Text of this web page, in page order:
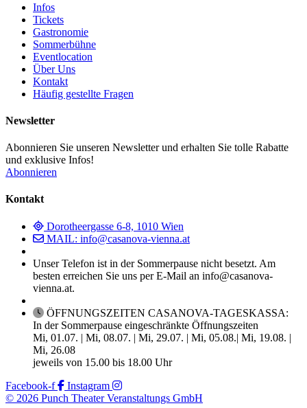
Infos
Tickets
Gastronomie
Sommerbühne
Eventlocation
Über Uns
Kontakt
Häufig gestellte Fragen
Newsletter
Abonnieren Sie unseren Newsletter und erhalten Sie tolle Rabatte
und exklusive Infos!
Abonnieren
Kontakt
Dorotheergasse 6-8, 1010 Wien
MAIL: info@casanova-vienna.at
Unser Telefon ist in der Sommerpause nicht besetzt. Am
besten erreichen Sie uns per E-Mail an info@casanova-
vienna.at.
ÖFFNUNGSZEITEN CASANOVA-TAGESKASSA:
In der Sommerpause eingeschränkte Öffnungszeiten
Mi, 01.07. | Mi, 08.07. | Mi, 29.07. | Mi, 05.08.| Mi, 19.08. |
Mi, 26.08
jeweils von 15.00 bis 18.00 Uhr
Facebook-f
Instagram
© 2026 Punch Theater Veranstaltungs GmbH